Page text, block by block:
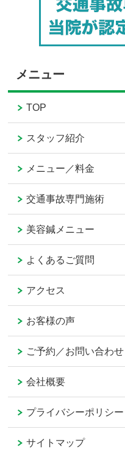
メニュー
TOP
スタッフ紹介
メニュー／料金
交通事故専門施術
美容鍼メニュー
よくあるご質問
アクセス
お客様の声
ご予約／お問い合わせ
会社概要
プライバシーポリシー
サイトマップ